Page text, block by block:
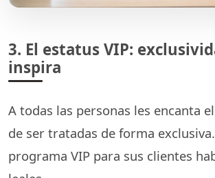
3. El estatus VIP:
inspira
A todas las personas les encanta
de ser tratadas de forma
programa VIP para sus clientes